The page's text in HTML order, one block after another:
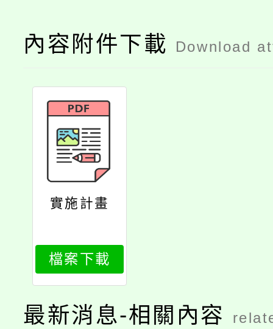
內容附件下載 Download
實施計畫
檔案下載
最新消息-相關內容